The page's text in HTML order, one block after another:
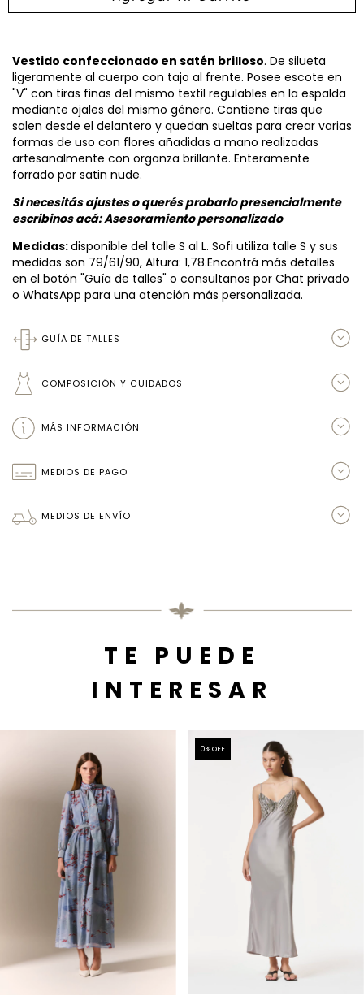
Vestido confeccionado en satén brilloso. De silueta
ligeramente al cuerpo con tajo al frente. Posee escote en
"V" con tiras finas del mismo textil regulables en la espalda
mediante ojales del mismo género. Contiene tiras que
salen desde el delantero y quedan sueltas para crear varias
formas de uso con flores añadidas a mano realizadas
artesanalmente con organza brillante. Enteramente
forrado por satin nude.
Si necesitás ajustes o querés probarlo presencialmente
escribinos acá:Asesoramiento personalizado
Medidas:disponible del talle S al L. Sofi utiliza talle S y sus
medidas son 79/61/90, Altura: 1,78.Encontrá más detalles
en el botón "Guía de talles" o consultanos por Chat privado
o WhatsApp para una atención más personalizada.
GUÍA DE TALLES
COMPOSICIÓN Y CUIDADOS
MÁS INFORMACIÓN
MEDIOS DE PAGO
MEDIOS DE ENVÍO
TE PUEDE
INTERESAR
0% OFF